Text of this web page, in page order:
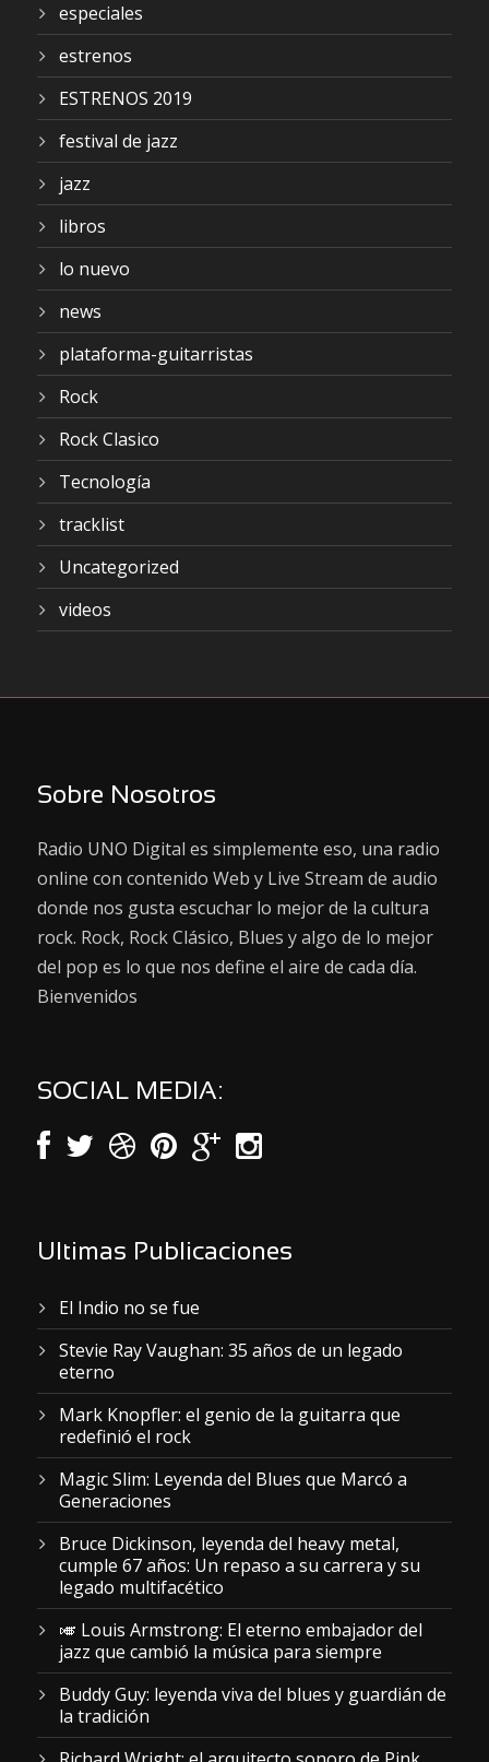
especiales
estrenos
ESTRENOS 2019
festival de jazz
jazz
libros
lo nuevo
news
plataforma-guitarristas
Rock
Rock Clasico
Tecnología
tracklist
Uncategorized
videos
Sobre Nosotros
Radio UNO Digital es simplemente eso, una radio
online con contenido Web y Live Stream de audio
donde nos gusta escuchar lo mejor de la cultura
rock. Rock, Rock Clásico, Blues y algo de lo mejor
del pop es lo que nos define el aire de cada día.
Bienvenidos
SOCIAL MEDIA:
Ultimas Publicaciones
El Indio no se fue
Stevie Ray Vaughan: 35 años de un legado
eterno
Mark Knopfler: el genio de la guitarra que
redefinió el rock
Magic Slim: Leyenda del Blues que Marcó a
Generaciones
Bruce Dickinson, leyenda del heavy metal,
cumple 67 años: Un repaso a su carrera y su
legado multifacético
🎺 Louis Armstrong: El eterno embajador del
jazz que cambió la música para siempre
Buddy Guy: leyenda viva del blues y guardián de
la tradición